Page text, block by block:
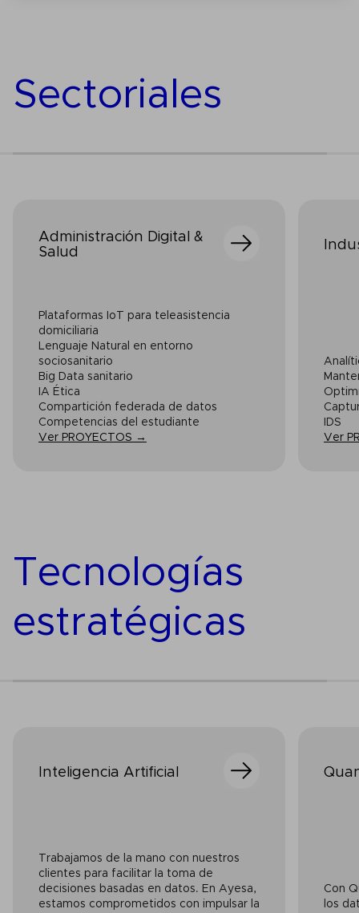
Sectoriales
Administración Digital &
Salud
Plataformas IoT para teleasistencia
domiciliaria
Lenguaje Natural en entorno
sociosanitario
Big Data sanitario
IA Ética
Compartición federada de datos
Competencias del estudiante
Ver PROYECTOS →
IDS
Ver
Tecnologías
estratégicas
Inteligencia Artificial
Trabajamos de la mano con nuestros
clientes para facilitar la toma de
decisiones basadas en datos. En Ayesa,
estamos comprometidos con impulsar la
Con
los